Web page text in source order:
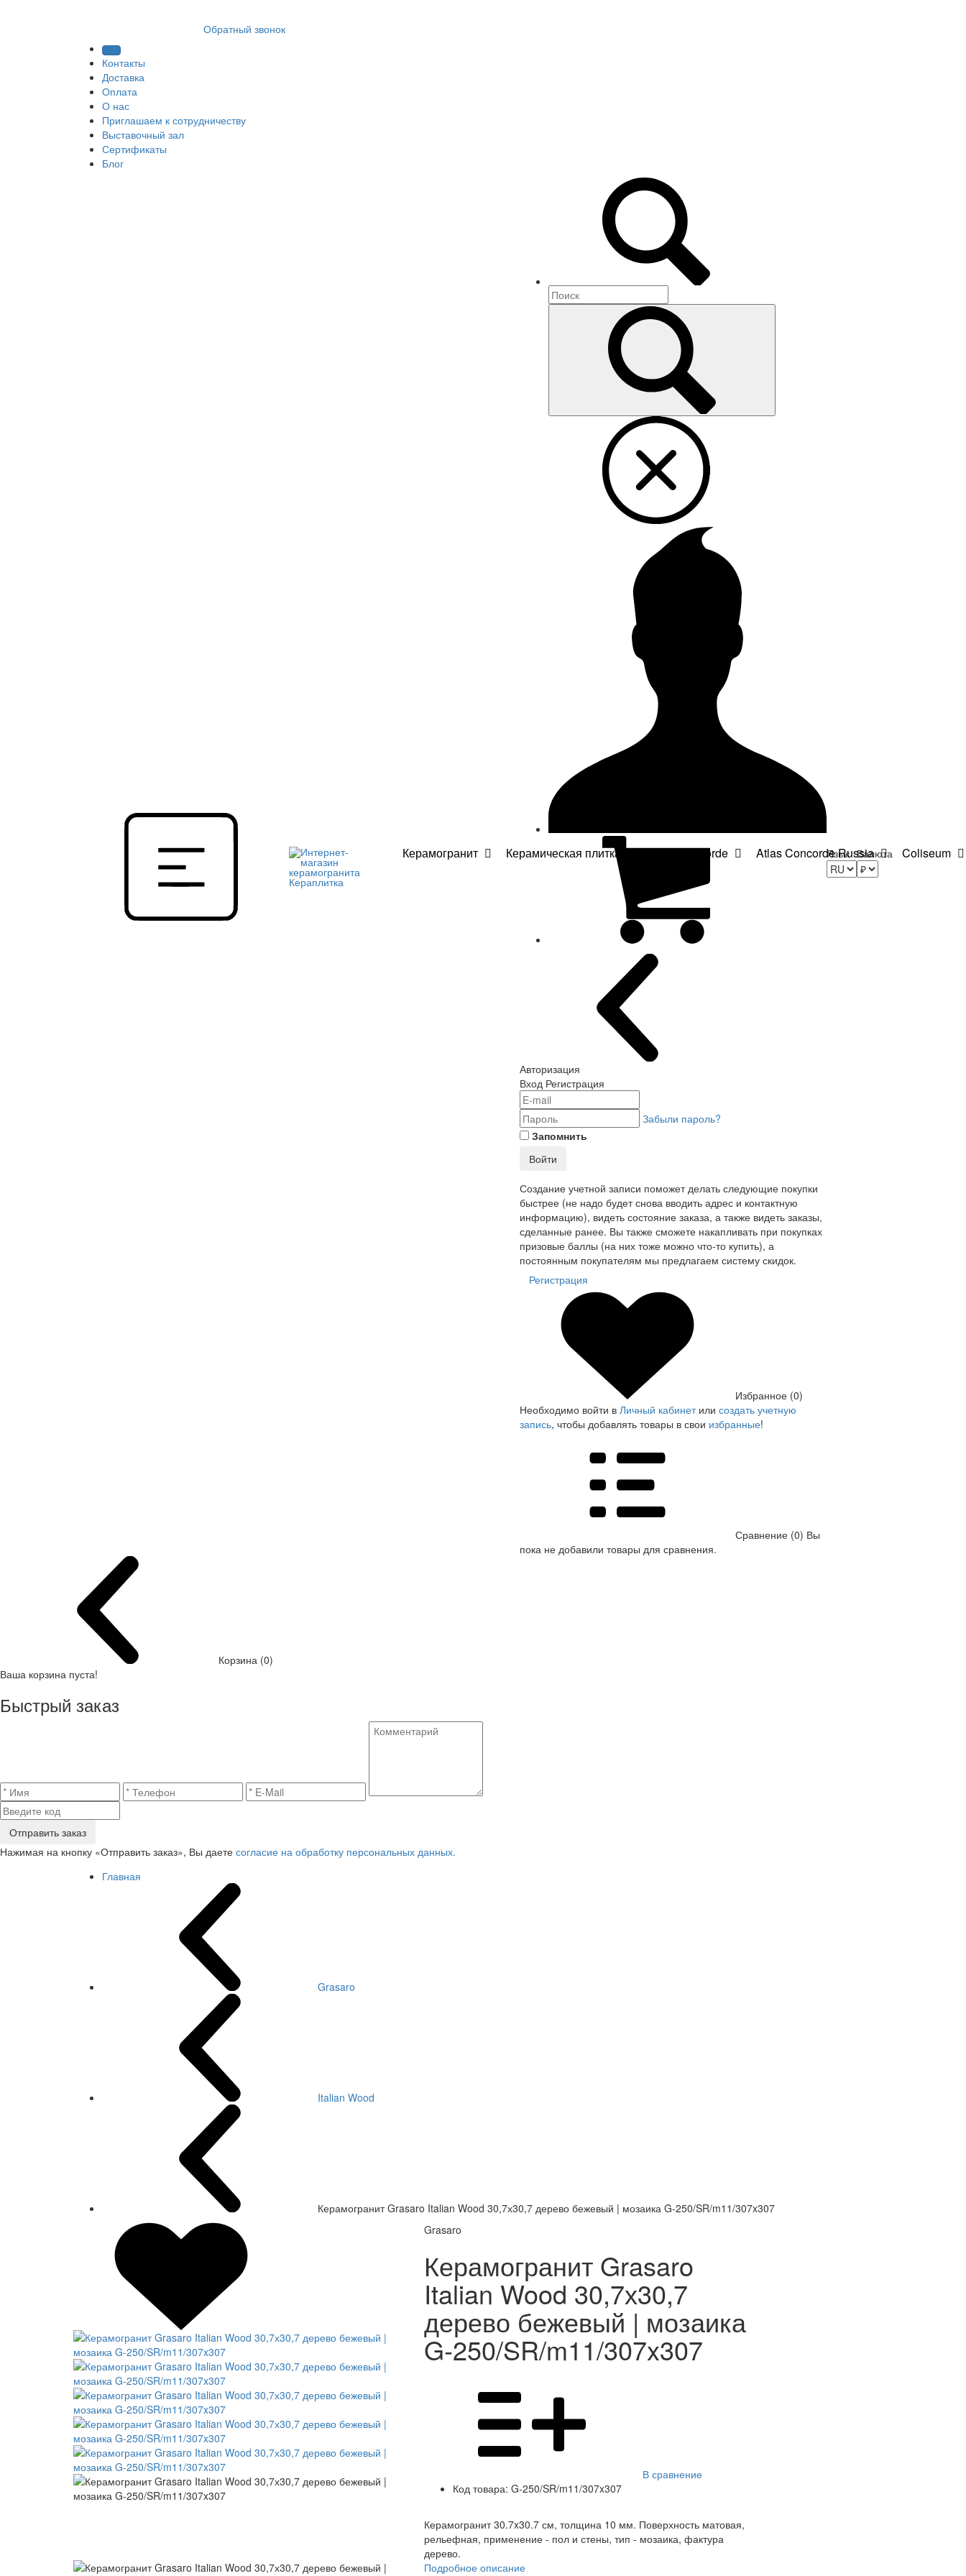
Обратный звонок
Контакты
Доставка
Оплата
О нас
Приглашаем к сотрудничеству
Выставочный зал
Сертификаты
Блог
Керамогранит Керамическая плитка Atlas Concorde Atlas Concorde Russia Coliseum
Авторизация
Вход Регистрация
Забыли пароль?
Запомнить
Войти
Создание учетной записи поможет делать следующие покупки
быстрее (не надо будет снова вводить адрес и контактную
информацию), видеть состояние заказа, а также видеть заказы,
сделанные ранее. Вы также сможете накапливать при покупках
призовые баллы (на них тоже можно что-то купить), а
постоянным покупателям мы предлагаем систему скидок.
Регистрация
Избранное (0)
Необходимо войти в Личный кабинетили создать учетную
запись, чтобы добавлять товары в свои избранные!
Сравнение (0) Вы
пока не добавили товары для сравнения.
Язык Валюта
Корзина (0)
Ваша корзина пуста!
Быстрый заказ
Отправить заказ
Нажимая на кнопку «Отправить заказ», Вы даете согласие на обработку персональных данных.
Главная
Grasaro
Italian Wood
Керамогранит Grasaro Italian Wood 30,7х30,7 дерево бежевый | мозаика G-250/SR/m11/307x307
Grasaro
Керамогранит Grasaro
Italian Wood 30,7х30,7
дерево бежевый | мозаика
G-250/SR/m11/307x307
В сравнение
Код товара: G-250/SR/m11/307x307
Керамогранит 30.7x30.7 см, толщина 10 мм. Поверхность матовая,
рельефная, применение - пол и стены, тип - мозаика, фактура
дерево.
Подробное описание